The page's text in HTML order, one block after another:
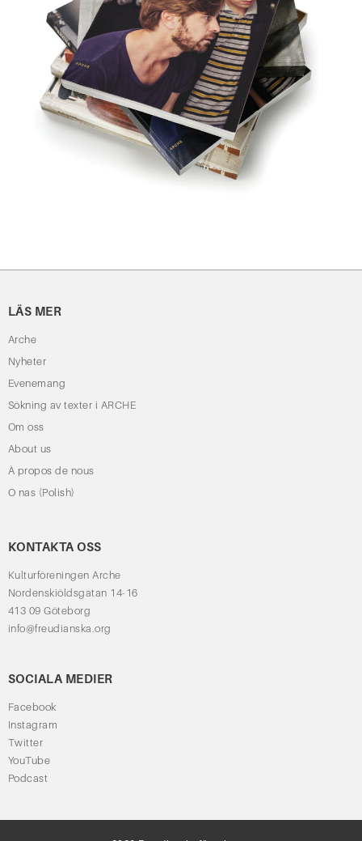
LÄS MER
Arche
Nyheter
Evenemang
Sökning av texter i ARCHE
Om oss
About us
À propos de nous
O nas (Polish)
KONTAKTA OSS
Kulturföreningen Arche
Nordenskiöldsgatan 14-16
413 09 Göteborg
info@freudianska.org
SOCIALA MEDIER
Facebook
Instagram
Twitter
YouTube
Podcast